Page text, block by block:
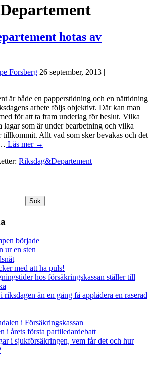
hotas av
Forsberg 26 september, 2013 |
är både en papperstidning och en nättidning
arbete följs objektivt. Där kan man
för att ta fram underlag för beslut. Vilka
lagar som är under bearbetning och vilka
tillkommit. Allt vad som sker bevakas och det
Läs mer →
Riksdag&Departement
började
ur en sten
med att ha puls!
hos försäkringskassan ställer till
riksdagen än en gång få applådera en raserad
i Försäkringskassan
i årets första partiledardebatt
i sjukförsäkringen, vem får det och hur